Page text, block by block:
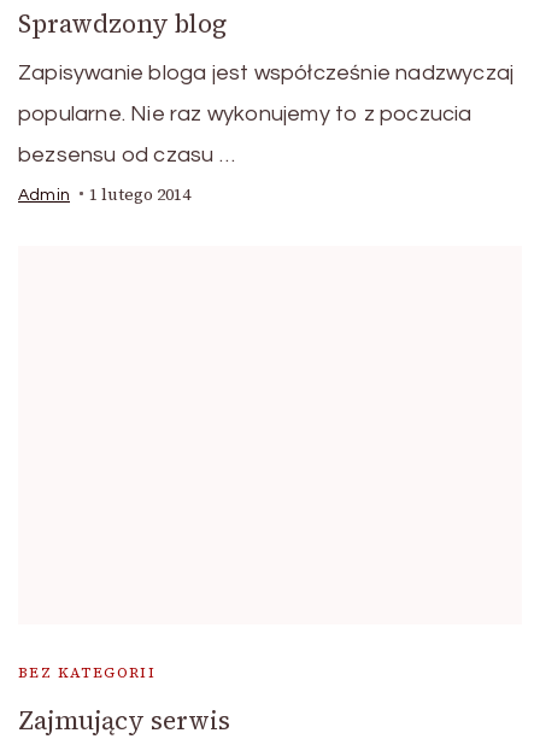
Sprawdzony blog
Zapisywanie bloga jest współcześnie nadzwyczaj
popularne. Nie raz wykonujemy to z poczucia
bezsensu od czasu …
Admin 1 lutego 2014
BEZ KATEGORII
Zajmujący serwis